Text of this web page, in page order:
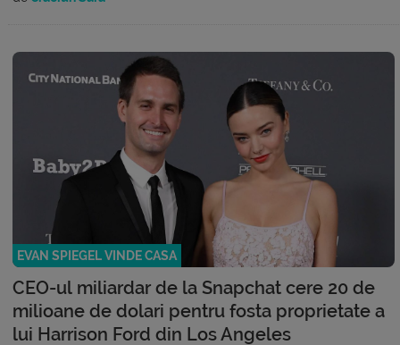
EVAN SPIEGEL VINDE CASA
CEO-ul miliardar de la Snapchat cere 20 de
milioane de dolari pentru fosta proprietate a
lui Harrison Ford din Los Angeles